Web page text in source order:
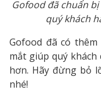
Gofood đã chuẩn
quý khách
Gofood đã có
mắt giúp quý
hơn. Hãy đừng bỏ
nhé!